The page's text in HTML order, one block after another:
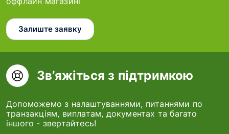
Залиште заявку
Зв’яжіться з підтримкою
Допоможемо з налаштуваннями, питаннями по
транзакціям, виплатам, документах та багато
іншого - звертайтесь!